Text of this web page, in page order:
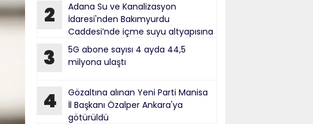
2
Adana Su ve Kanalizasyon
İdaresi'nden Bakımyurdu
Caddesi’nde içme suyu altyapısına
3
5G abone sayısı 4 ayda 44,5
milyona ulaştı
4
Gözaltına alınan Yeni Parti Manisa
İl Başkanı Özalper Ankara'ya
götürüldü